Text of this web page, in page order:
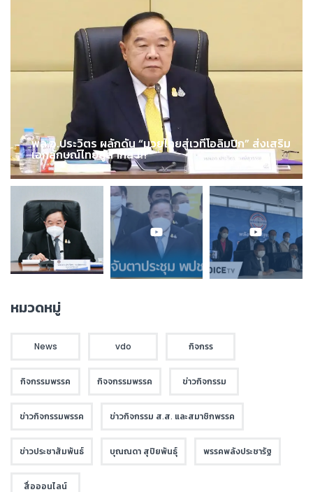
พล.อ.ประวิตร ผลักดัน “มวยไทยสู่เวทีโอลิมปิก” ส่งเสริม
เอกลักษณ์ไทยสู่สากล !!!
หมวดหมู่
News vdo กิจกรร
กิจกรรมพรรค กิจจกรรมพรรค ข่าวกิจกรรม
ข่าวกิจกรรมพรรค ข่าวกิจกรรม ส.ส. และสมาชิกพรรค
ข่าวประชาสัมพันธ์ บุณณดา สุปิยพันธุ์ พรรคพลังประชารัฐ
สื่อออนไลน์